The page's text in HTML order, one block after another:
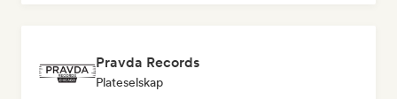
Pravda Records
Plateselskap